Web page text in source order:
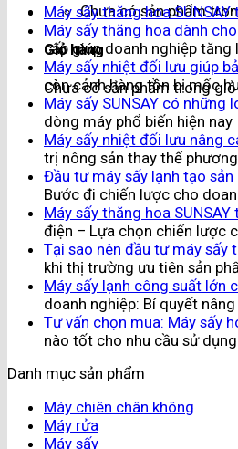
Chưa có sản phẩm
Giỏ hàng
Chưa có sản phẩm trong
Máy sấy thăng hoa
Máy sấy thăng hoa dành
cấp giúp doanh nghiệp tăng
Máy sấy nhiệt đối lưu giúp
còn cảnh hàng tồn bị mốc
Máy sấy SUNSAY có những
dòng máy phổ biến hiện nay
Máy sấy nhiệt đối lưu nâng
trị nông sản thay thế
Đầu tư máy sấy lạnh tạo
Bước đi chiến lược cho
Máy sấy thăng hoa
điện – Lựa chọn chiến lược
Tại sao nên đầu tư máy sấy
khi thị trường ưu tiên sản
Máy sấy lạnh công suất lớn
doanh nghiệp: Bí quyết
Tư vấn chọn mua: Máy sấy
nào tốt cho nhu cầu sử
Danh mục sản phẩm
Máy chiên chân không
Máy rửa
Máy sấy